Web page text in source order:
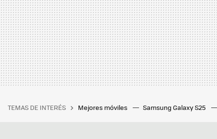
TEMAS DE INTERÉS Mejores móviles Samsung Galaxy S25